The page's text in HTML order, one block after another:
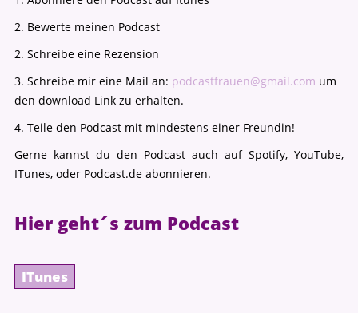
2. Bewerte meinen Podcast
2. Schreibe eine Rezension
3. Schreibe mir eine Mail an: podcastfrauen@gmail.com um
den download Link zu erhalten.
4. Teile den Podcast mit mindestens einer Freundin!
Gerne kannst du den Podcast auch auf Spotify, YouTube,
ITunes, oder Podcast.de abonnieren.
Hier geht´s zum Podcast
ITunes